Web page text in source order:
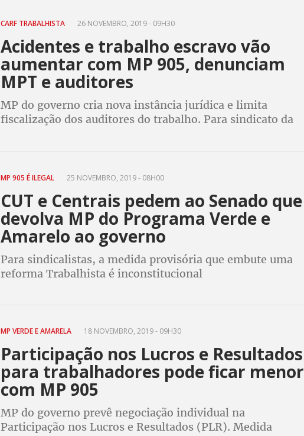
CARF TRABALHISTA 26 NOVEMBRO, 2019 - 09H30
Acidentes e trabalho escravo vão
aumentar com MP 905, denunciam
MPT e auditores
MP do governo cria nova instância jurídica e limita
fiscalização dos auditores do trabalho. Para sindicato da
MP 905 É ILEGAL 25 NOVEMBRO, 2019 - 08H00
CUT e Centrais pedem ao Senado que
devolva MP do Programa Verde e
Amarelo ao governo
Para sindicalistas, a medida provisória que embute uma
reforma Trabalhista é inconstitucional
MP VERDE E AMARELA 18 NOVEMBRO, 2019 - 09H30
Participação nos Lucros e Resultados
para trabalhadores pode ficar menor
com MP 905
MP do governo prevê negociação individual na
Participação nos Lucros e Resultados (PLR). Medida